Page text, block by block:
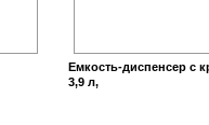
Емкость-диспенсер с
3,9 л,